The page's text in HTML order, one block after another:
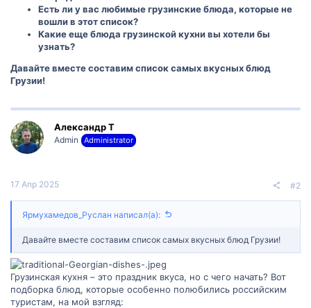
Есть ли у вас любимые грузинские блюда, которые не
вошли в этот список?
Какие еще блюда грузинской кухни вы хотели бы
узнать?
Давайте вместе составим список самых вкусных блюд
Грузии!
Александр Т
Admin Administrator
17 Апр 2025 #2
Ярмухамедов_Руслан написал(а):
Давайте вместе составим список самых вкусных блюд Грузии!
Грузинская кухня – это праздник вкуса, но с чего начать? Вот
подборка блюд, которые особенно полюбились российским
туристам, на мой взгляд: